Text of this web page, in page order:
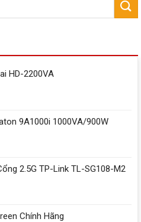
HD-2200VA
9A1000i 1000VA/900W
2.5G TP-Link TL-SG108-M2
Chính Hãng